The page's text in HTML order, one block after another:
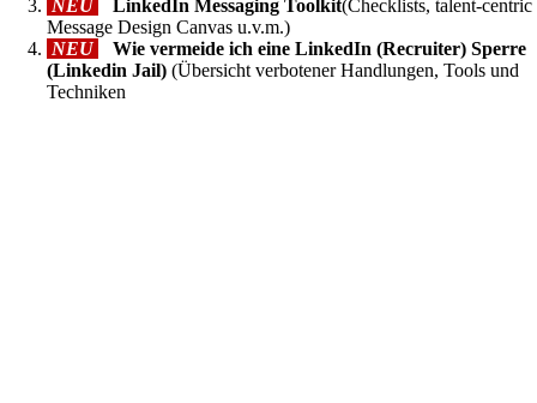
NEU
LinkedIn Messaging Toolkit(Checklists, talent-centric
Message Design Canvas u.v.m.)
NEU
Wie vermeide ich eine LinkedIn (Recruiter) Sperre
(Linkedin Jail)(Übersicht verbotener Handlungen, Tools und
Techniken